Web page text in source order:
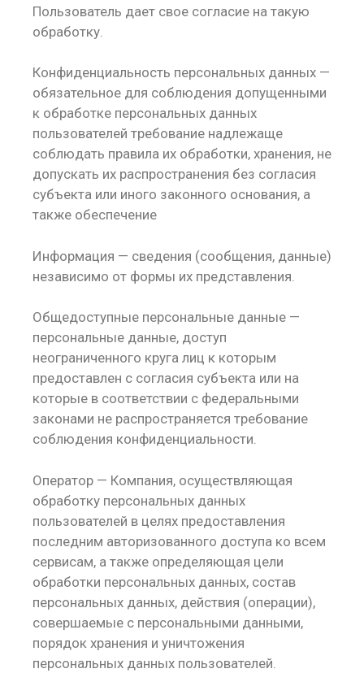
Пользователь дает свое согласие на такую
обработку.
Конфиденциальность персональных данных —
обязательное для соблюдения допущенными
к обработке персональных данных
пользователей требование надлежаще
соблюдать правила их обработки, хранения, не
допускать их распространения без согласия
субъекта или иного законного основания, а
также обеспечение
Информация — сведения (сообщения, данные)
независимо от формы их представления.
Общедоступные персональные данные —
персональные данные, доступ
неограниченного круга лиц к которым
предоставлен с согласия субъекта или на
которые в соответствии с федеральными
законами не распространяется требование
соблюдения конфиденциальности.
Оператор — Компания, осуществляющая
обработку персональных данных
пользователей в целях предоставления
последним авторизованного доступа ко всем
сервисам, а также определяющая цели
обработки персональных данных, состав
персональных данных, действия (операции),
совершаемые с персональными данными,
порядок хранения и уничтожения
персональных данных пользователей.